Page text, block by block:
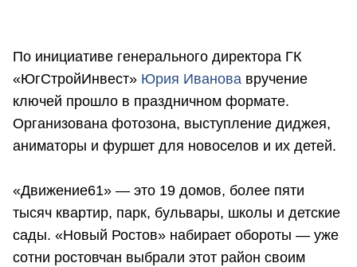
По инициативе генерального директора ГК
«ЮгСтройИнвест» Юрия Иванова вручение
ключей прошло в праздничном формате.
Организована фотозона, выступление диджея,
аниматоры и фуршет для новоселов и их детей.
«Движение61» — это 19 домов, более пяти
тысяч квартир, парк, бульвары, школы и детские
сады. «Новый Ростов» набирает обороты — уже
сотни ростовчан выбрали этот район своим